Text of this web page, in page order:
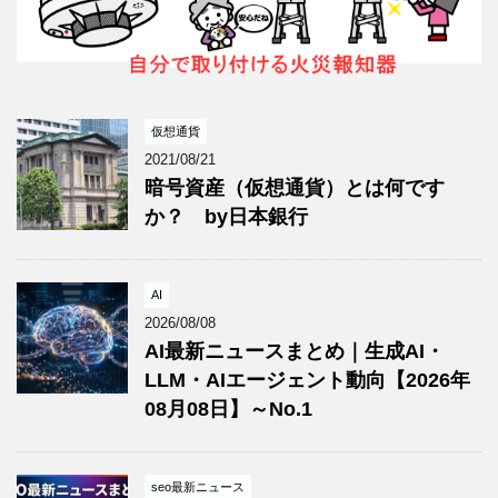
仮想通貨
2021/08/21
暗号資産（仮想通貨）とは何です
か？ by日本銀行
AI
2026/08/08
AI最新ニュースまとめ｜生成AI・
LLM・AIエージェント動向【2026年
08月08日】～No.1
seo最新ニュース